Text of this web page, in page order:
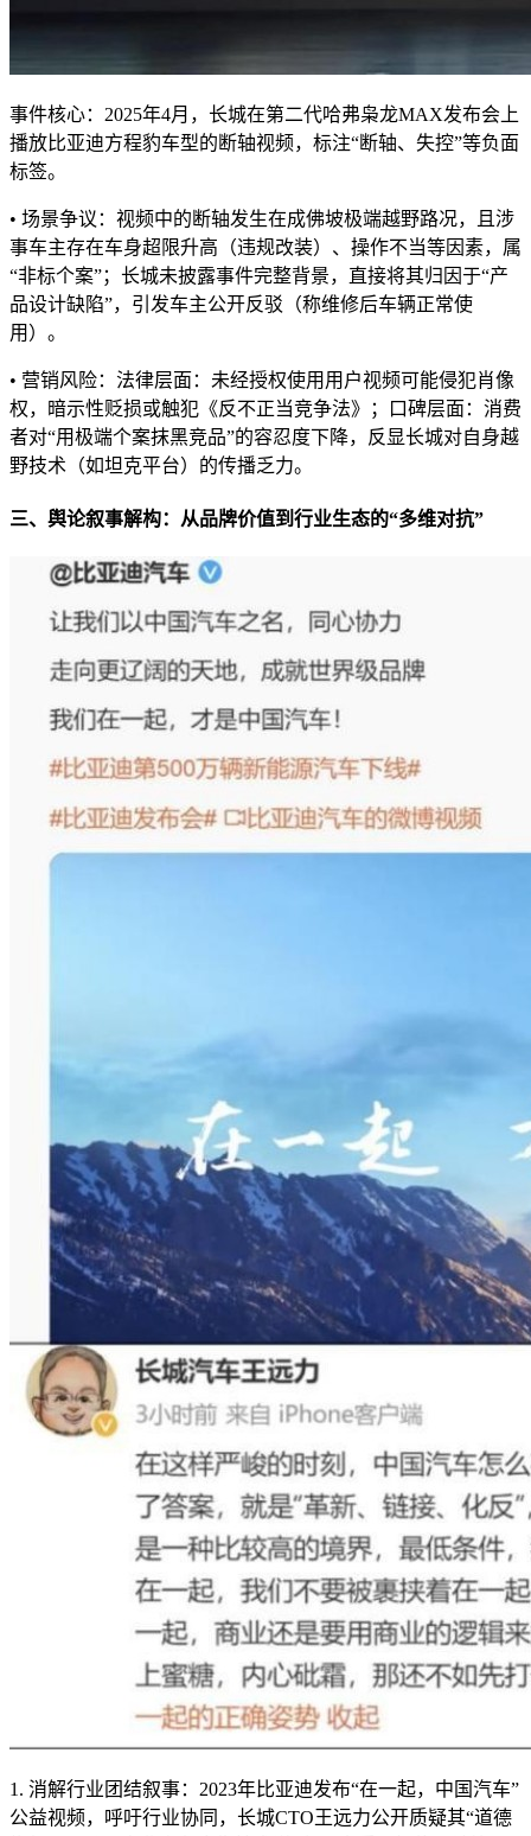
事件核心：2025年4月，长城在第二代哈弗枭龙MAX发布会上
播放比亚迪方程豹车型的断轴视频，标注“断轴、失控”等负面
标签。
• 场景争议：视频中的断轴发生在成佛坡极端越野路况，且涉
事车主存在车身超限升高（违规改装）、操作不当等因素，属
“非标个案”；长城未披露事件完整背景，直接将其归因于“产
品设计缺陷”，引发车主公开反驳（称维修后车辆正常使
用）。
• 营销风险：法律层面：未经授权使用用户视频可能侵犯肖像
权，暗示性贬损或触犯《反不正当竞争法》；口碑层面：消费
者对“用极端个案抹黑竞品”的容忍度下降，反显长城对自身越
野技术（如坦克平台）的传播乏力。
三、舆论叙事解构：从品牌价值到行业生态的“多维对抗”
1. 消解行业团结叙事：2023年比亚迪发布“在一起，中国汽车”
公益视频，呼吁行业协同，长城CTO王远力公开质疑其“道德